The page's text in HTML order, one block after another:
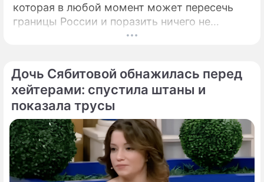
которая в любой момент может пересечь
границы России и поразить ничего не
подозревающих граждан. Россию
и смертоносный вирус Бурбон.
Дочь Сябитовой обнажилась перед
хейтерами: спустила штаны и
показала трусы